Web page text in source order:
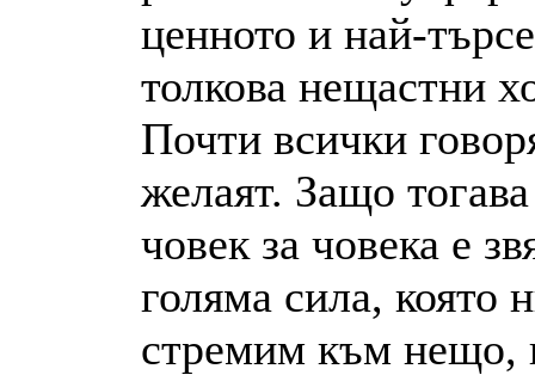
ценното и най-
толкова нещастни
Почти всички
желаят. Защо
човек за човека е
голяма сила, която
стремим към нещо,